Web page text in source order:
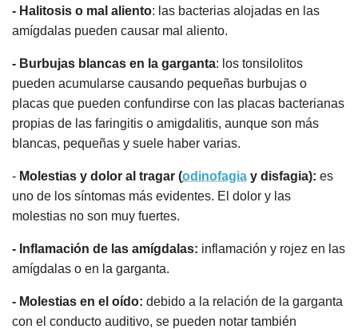
- Halitosis o mal aliento: las bacterias alojadas en las
amígdalas pueden causar mal aliento.
- Burbujas blancas en la garganta: los tonsilolitos
pueden acumularse causando pequeñas burbujas o
placas que pueden confundirse con las placas bacterianas
propias de las faringitis o amigdalitis, aunque son más
blancas, pequeñas y suele haber varias.
- Molestias y dolor al tragar (odinofagia y disfagia): es
uno de los síntomas más evidentes. El dolor y las
molestias no son muy fuertes.
- Inflamación de las amígdalas: inflamación y rojez en las
amígdalas o en la garganta.
- Molestias en el oído: debido a la relación de la garganta
con el conducto auditivo, se pueden notar también